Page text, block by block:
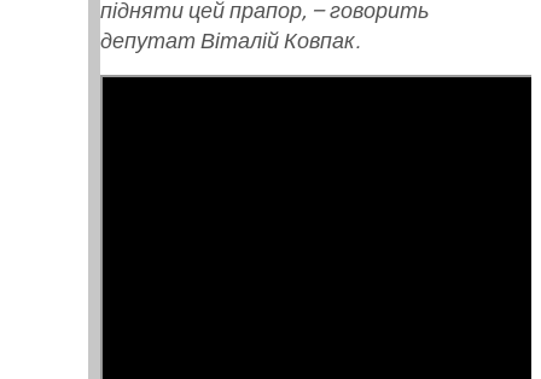
підняти цей прапор, – говорить
депутат Віталій Ковпак.